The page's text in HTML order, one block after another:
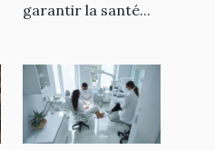
garantir la santé...